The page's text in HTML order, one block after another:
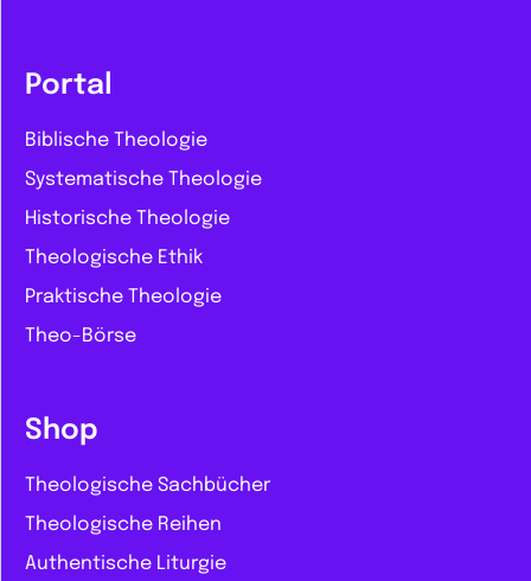
Portal
Biblische Theologie
Systematische Theologie
Historische Theologie
Theologische Ethik
Praktische Theologie
Theo-Börse
Shop
Theologische Sachbücher
Theologische Reihen
Authentische Liturgie